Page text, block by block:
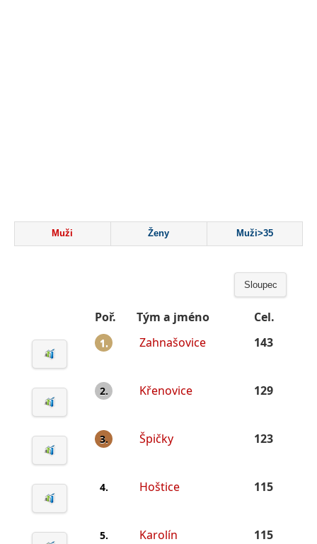
Muži Ženy Muži>35
Sloupec
Poř. Tým a jméno Cel.
1. Zahnašovice 143
2. Křenovice 129
3. Špičky 123
4. Hoštice 115
5. Karolín 115